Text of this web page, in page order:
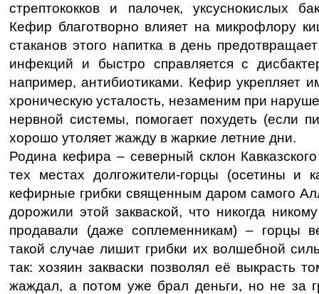
стрептококков и палочек, уксуснокислых
Кефир благотворно влияет на микрофлору
стаканов этого напитка в день
инфекций и быстро справляется с
например, антибиотиками. Кефир укрепляет
хроническую усталость, незаменим при
нервной системы, помогает похудеть (если
хорошо утоляет жажду в жаркие летние дни.
Родина кефира – северный склон
тех местах долгожители-горцы (осетины и
кефирные грибки священным даром самого
дорожили этой закваской, что никогда
продавали (даже соплеменникам) – горцы
такой случае лишит грибки их волшебной
так: хозяин закваски позволял её выкрасть
жаждал, а потом уже брал деньги, но не за